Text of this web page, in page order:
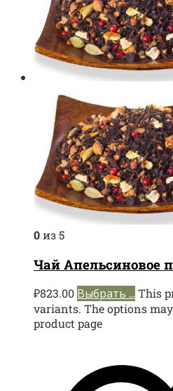
0из 5
Чай Апельсиновое
₽823.00 Выбрать ... This
variants. The options
product page